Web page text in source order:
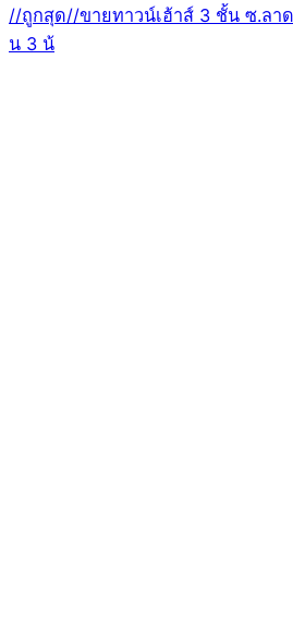
//ถูกสุด//ขายทาวน์เฮ้าส์ 3 ชั้น ซ.ลา
น 3 น้